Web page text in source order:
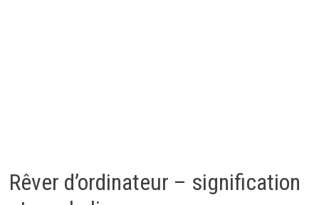
Rêver d’ordinateur – signification